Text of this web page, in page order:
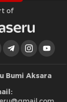
of
Bumi Aksara